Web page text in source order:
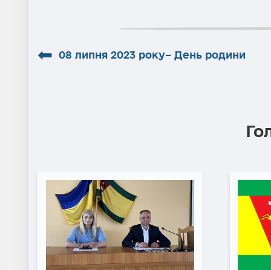
⬅ 08 липня 2023 року– День родини